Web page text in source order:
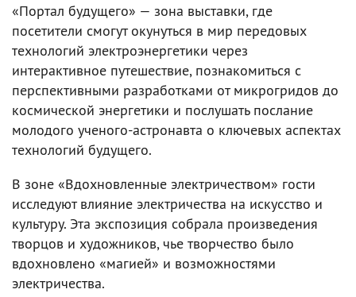
«Портал будущего» — зона выставки, где
посетители смогут окунуться в мир передовых
технологий электроэнергетики через
интерактивное путешествие, познакомиться с
перспективными разработками от микрогридов до
космической энергетики и послушать послание
молодого ученого-астронавта о ключевых аспектах
технологий будущего.
В зоне «Вдохновленные электричеством» гости
исследуют влияние электричества на искусство и
культуру. Эта экспозиция собрала произведения
творцов и художников, чье творчество было
вдохновлено «магией» и возможностями
электричества.